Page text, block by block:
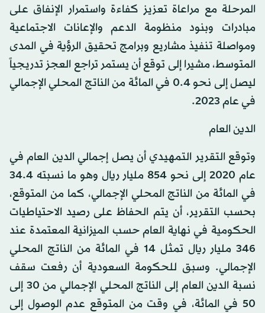
المرحلة مع مراعاة تعزيز كفاءة واستمرار الإنفاق على
مبادرات وبنود منظومة الدعم والإعانات الاجتماعية
ومواصلة تنفيذ مشاريع وبرامج تحقيق الرؤية في المدى
المتوسط، مشيرا إلى توقع أن يستمر تراجع العجز تدريجياً
ليصل إلى نحو 0.4 في المائة من الناتج المحلي الإجمالي
في عام 2023.
الدين العام
وتوقع التقرير التمهيدي أن يصل إجمالي الدين العام في
عام 2020 إلى نحو 854 مليار ريال وهو ما نسبته 34.4
في المائة من الناتج المحلي الإجمالي، كما من المتوقع،
بحسب التقرير، أن يتم الحفاظ على رصيد الاحتياطيات
الحكومية في نهاية العام حسب الميزانية المعتمدة عند
346 مليار ريال تمثل 14 في المائة من الناتج المحلي
الإجمالي. وسبق للحكومة السعودية أن رفعت سقف
نسبة الدين العام إلى الناتج المحلي الإجمالي من 30 إلى
50 في المائة، في وقت من المتوقع عدم الوصول إلى